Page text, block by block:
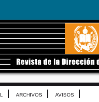
ARCHIVOS AVISOS